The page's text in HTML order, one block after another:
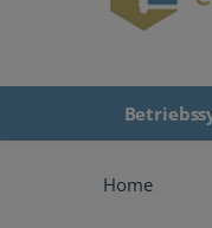
Home